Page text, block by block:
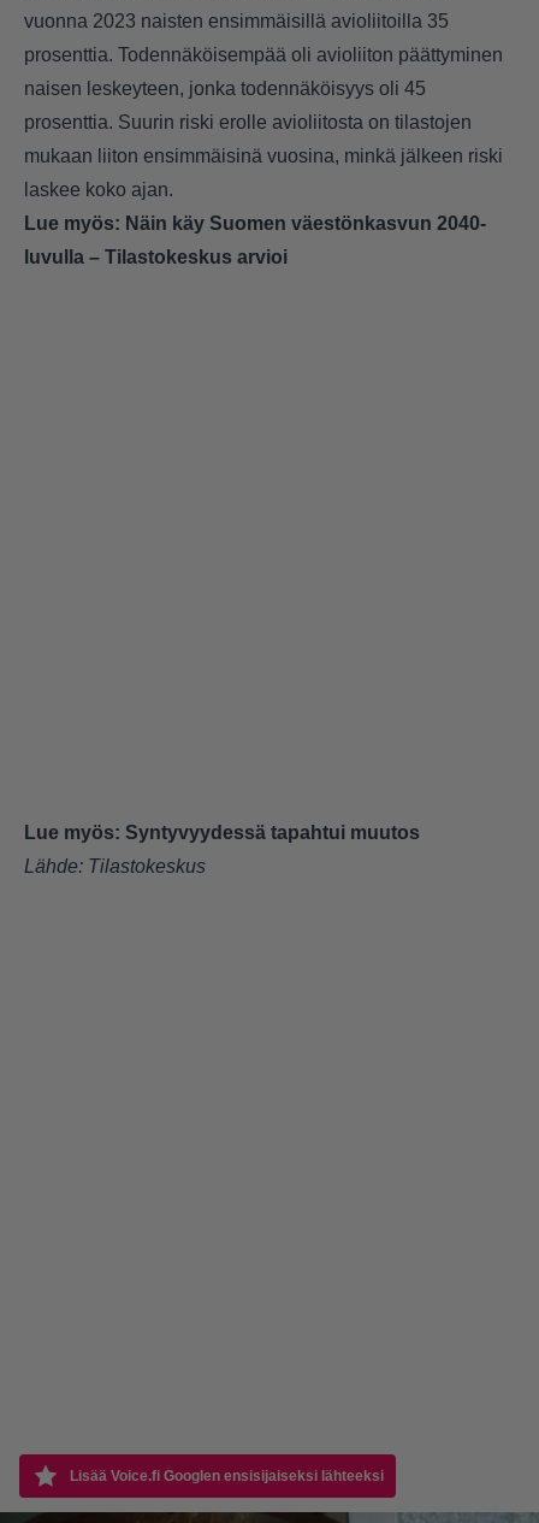
vuonna 2023 naisten ensimmäisillä avioliitoilla 35
prosenttia. Todennäköisempää oli avioliiton päättyminen
naisen leskeyteen, jonka todennäköisyys oli 45
prosenttia. Suurin riski erolle avioliitosta on tilastojen
mukaan liiton ensimmäisinä vuosina, minkä jälkeen riski
laskee koko ajan.
Lue myös: Näin käy Suomen väestönkasvun 2040-
luvulla – Tilastokeskus arvioi
Lue myös: Syntyvyydessä tapahtui muutos
Lähde: Tilastokeskus
Lisää Voice.fi Googlen ensisijaiseksi lähteeksi